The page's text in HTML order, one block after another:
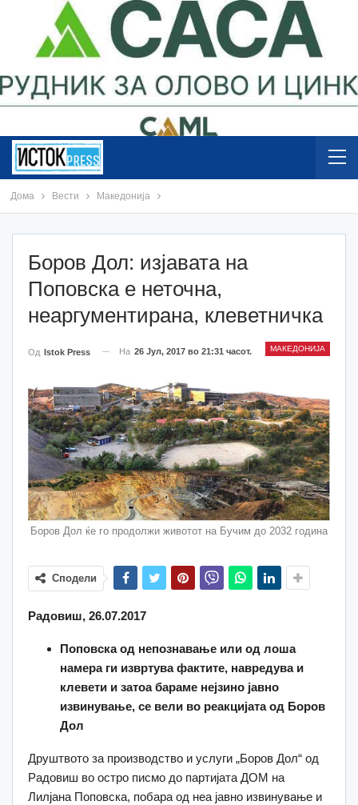
Дома Вести Македонија
Боров Дол: изјавата на
Поповска е неточна,
неаргументирана, клеветничка
МАКЕДОНИЈА
Од Istok Press На 26 Јул, 2017 во 21:31 часот.
Боров Дол ќе го продолжи животот на Бучим до 2032 година
Сподели
Радовиш, 26.07.2017
Поповска од непознавање или од лоша
намера ги извртува фактите, навредува и
клевети и затоа бараме нејзино јавно
извинување, се вели во реакцијата од Боров
Дол
Друштвото за производство и услуги „Боров Дол“ од
Радовиш во остро писмо до партијата ДОМ на
Лилјана Поповска, побара од неа јавно извинување и